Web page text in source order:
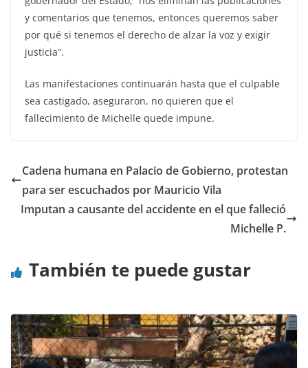
y comentarios que tenemos, entonces queremos saber
por qué si tenemos el derecho de alzar la voz y exigir
justicia”.
Las manifestaciones continuarán hasta que el culpable
sea castigado, aseguraron, no quieren que el
fallecimiento de Michelle quede impune.
Cadena humana en Palacio de Gobierno, protestan
para ser escuchados por Mauricio Vila
Imputan a causante del accidente en el que falleció
Michelle P.
También te puede gustar